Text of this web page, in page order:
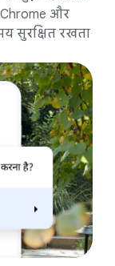
और
सुरक्षित रखता